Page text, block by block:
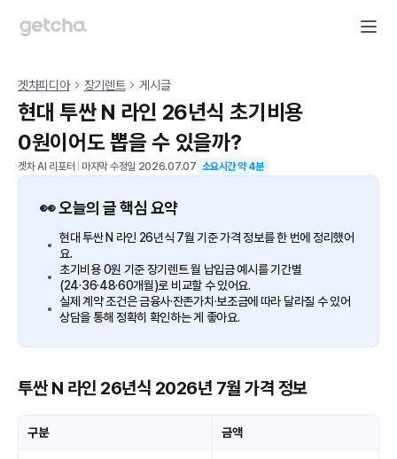
겟차피디아 장기렌트 게시글
현대 투싼 N 라인 26년식 초기비용
0원이어도 뽑을 수 있을까?
겟차 AI 리포터 마지막 수정일 2026.07.07 소요시간 약4분
👀 오늘의 글 핵심 요약
현대 투싼 N 라인 26년식 7월 기준 가격 정보를 한 번에 정리했어
요.
초기비용 0원 기준 장기렌트 월 납입금 예시를 기간별
(24·36·48·60개월)로 비교할 수 있어요.
실제 계약 조건은 금융사·잔존가치·보조금에 따라 달라질 수 있어
상담을 통해 정확히 확인하는 게 좋아요.
투싼 N 라인 26년식 2026년 7월 가격 정보
구분 금액